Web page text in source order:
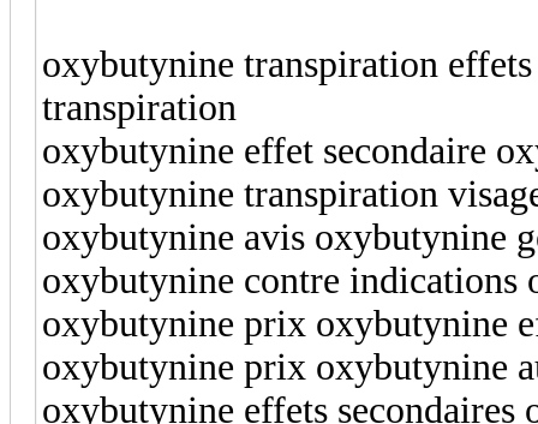
oxybutynine transpiration
transpiration
oxybutynine effet secondaire
oxybutynine transpiration
oxybutynine avis oxybutynine
oxybutynine contre indications
oxybutynine prix oxybutynine
oxybutynine prix oxybutynine
oxybutynine effets secondaires